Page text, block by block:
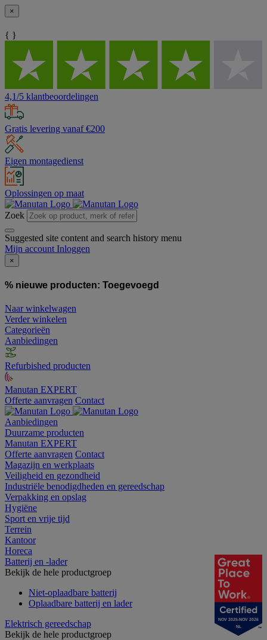
×
{ }
4,1/5 klantbeoordelingen
Gratis levering vanaf €200
Eigen montagedienst
Oplossingen op maat
Zoek
Suggested site content and search history menu
Mijn account Inloggen
×
% nieuwe producten: Toegevoegd
Naar winkelwagen
Verder winkelen
Categorieën
Aanbiedingen
Refurbished producten
Manutan EXPERT
Offerte aanvragen Contact
Aanbiedingen
Duurzame producten
Manutan EXPERT
Offerte aanvragen Contact
Magazijn en werkplaats
Veiligheid en gezondheid
Industriële benodigdheden en gereedschap
Verpakking en opslag
Hygiëne
Sport en vrije tijd
Terrein
Kantoor
Horeca
Batterij en -lader
Bekijk de hele productgroep
Niet-oplaadbare batterij
Oplaadbare batterij en lader
Elektrisch gereedschap
Bekijk de hele productgroep
NOV 2025-NOV 2026
NL